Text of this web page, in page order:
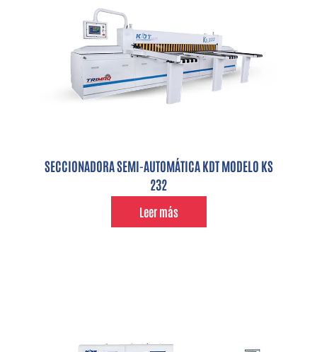
SECCIONADORA SEMI-AUTOMÁTICA KDT MODELO KS
232
Leer más